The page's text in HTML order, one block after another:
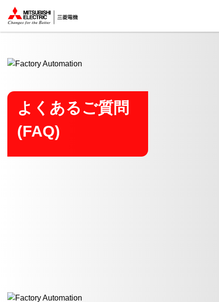
ここから本文
よくあるご質問
(FAQ)